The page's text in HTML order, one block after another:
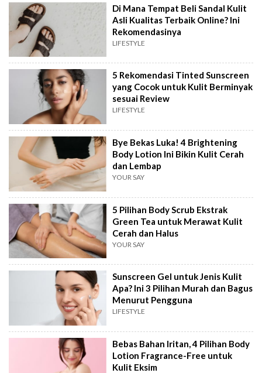
Di Mana Tempat Beli Sandal Kulit
Asli Kualitas Terbaik Online? Ini
Rekomendasinya
LIFESTYLE
5 Rekomendasi Tinted Sunscreen
yang Cocok untuk Kulit Berminyak
sesuai Review
LIFESTYLE
Bye Bekas Luka! 4 Brightening
Body Lotion Ini Bikin Kulit Cerah
dan Lembap
YOUR SAY
5 Pilihan Body Scrub Ekstrak
Green Tea untuk Merawat Kulit
Cerah dan Halus
YOUR SAY
Sunscreen Gel untuk Jenis Kulit
Apa? Ini 3 Pilihan Murah dan Bagus
Menurut Pengguna
LIFESTYLE
Bebas Bahan Iritan, 4 Pilihan Body
Lotion Fragrance-Free untuk
Kulit Eksim